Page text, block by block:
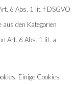
6 Abs. 1 lit. f DSGVO
den Kategorien
Art. 6 Abs. 1 lit. a
Einige Cookies